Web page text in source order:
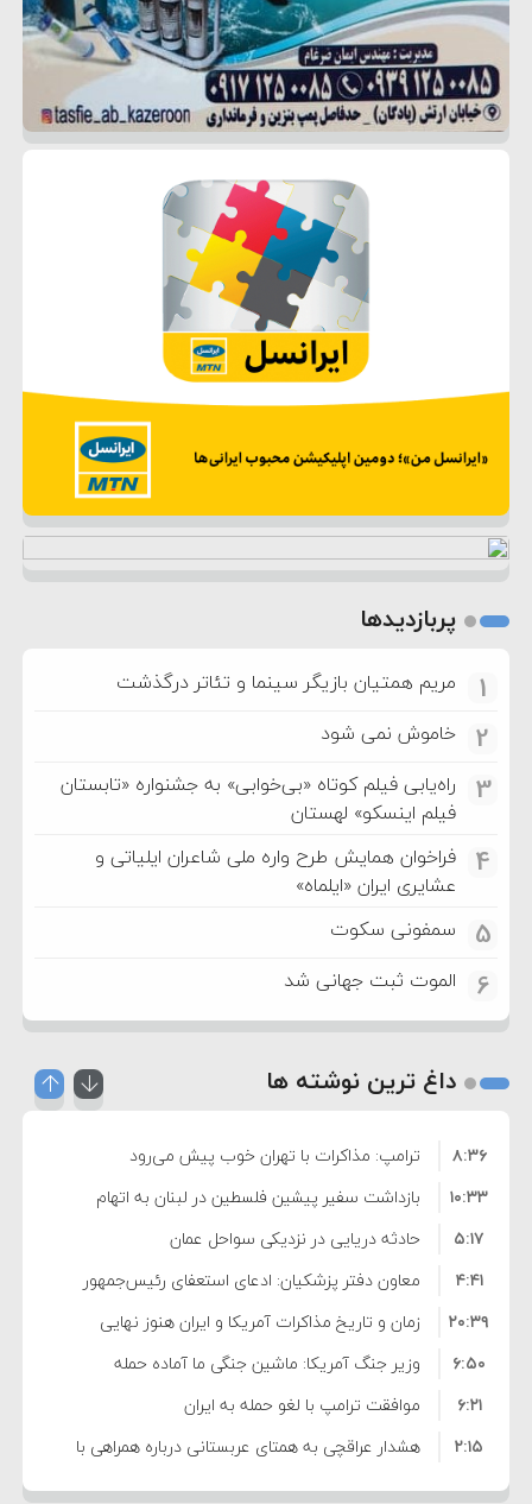
پربازدیدها
1 مریم همتیان بازیگر سینما و تئاتر درگذشت
2 خاموش نمی شود
3
راه‌یابی فیلم کوتاه «بی‌خوابی» به جشنواره «تابستان
فیلم اینسکو» لهستان
4
فراخوان همایش طرح واره ملی شاعران ایلیاتی و
عشایری ایران «ایلماه»
5 سمفونی سکوت
6 الموت ثبت جهانی شد
داغ ترین نوشته ها
ترامپ: مذاکرات با تهران خوب پیش می‌رود
۸:۳۶
بازداشت سفیر پیشین فلسطین در لبنان به اتهام
فساد و اختلاس اموال
۱۰:۳۳
حادثه دریایی در نزدیکی سواحل عمان
۵:۱۷
معاون دفتر پزشکیان: ادعای استعفای رئیس‌جمهور
واهی و کذب محض است
۴:۴۱
زمان و تاریخ مذاکرات آمریکا و ایران هنوز نهایی
نشده است
۲۰:۳۹
وزیر جنگ آمریکا: ماشین جنگی ما آماده حمله
نظامی علیه ایران است
۶:۵۰
موافقت ترامپ با لغو حمله به ایران
۶:۲۱
هشدار عراقچی به همتای عربستانی درباره همراهی با
آمریکا
۲:۱۵
مقام ارشد امنیتی: برنامه گسترده‌ای برای پاسخ به
۷:۱۰